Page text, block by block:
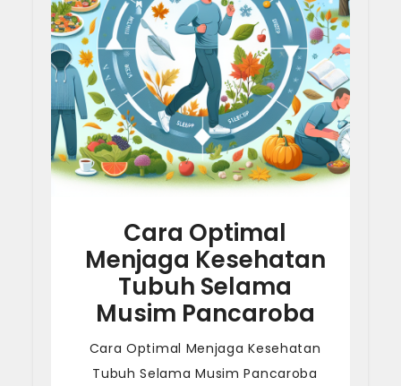
Cara Optimal
Menjaga Kesehatan
Tubuh Selama
Musim Pancaroba
Cara Optimal Menjaga Kesehatan
Tubuh Selama Musim Pancaroba